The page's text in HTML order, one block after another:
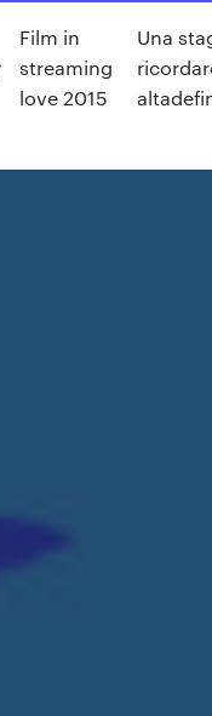
Film in
streaming
love 2015
Una